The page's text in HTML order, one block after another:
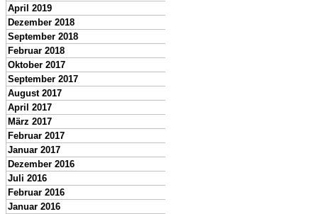
April 2019
Dezember 2018
September 2018
Februar 2018
Oktober 2017
September 2017
August 2017
April 2017
März 2017
Februar 2017
Januar 2017
Dezember 2016
Juli 2016
Februar 2016
Januar 2016